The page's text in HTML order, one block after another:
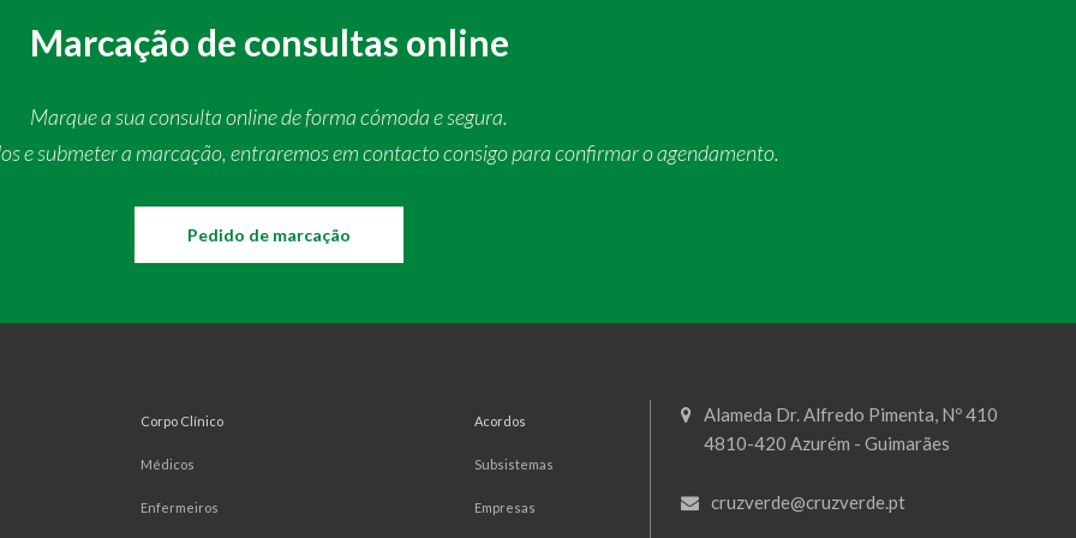
Marcação de consultas online
Marque a sua consulta online de forma cómoda e segura.
e submeter a marcação, entraremos em contacto consigo para confirmar o agendamento.
Pedido de marcação
Corpo Clínico
Médicos
Enfermeiros
Acordos
Subsistemas
Empresas
Alameda Dr. Alfredo Pimenta, Nº 410
4810-420 Azurém - Guimarães
cruzverde@cruzverde.pt